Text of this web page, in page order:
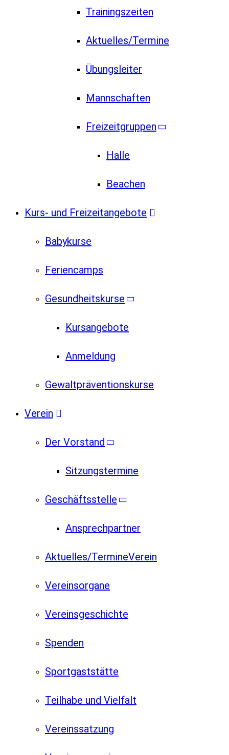
Trainingszeiten
Aktuelles/Termine
Übungsleiter
Mannschaften
Freizeitgruppen
Halle
Beachen
Kurs- und Freizeitangebote
Babykurse
Feriencamps
Gesundheitskurse
Kursangebote
Anmeldung
Gewaltpräventionskurse
Verein
Der Vorstand
Sitzungstermine
Geschäftsstelle
Ansprechpartner
Aktuelles/TermineVerein
Vereinsorgane
Vereinsgeschichte
Spenden
Sportgaststätte
Teilhabe und Vielfalt
Vereinssatzung